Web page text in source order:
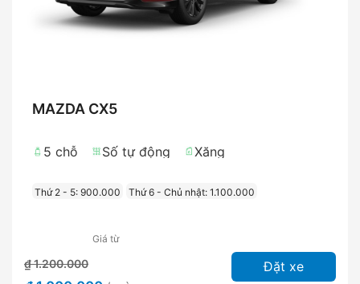
MAZDA CX5
5 chỗ Số tự động Xăng
Thứ 2 - 5: 900.000 Thứ 6 - Chủ nhật: 1.100.000
Giá từ
₫ 1.200.000 Đặt xe